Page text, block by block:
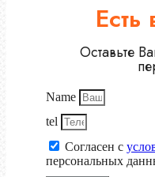
Оставьте
Name
tel
Согласен с
персональных